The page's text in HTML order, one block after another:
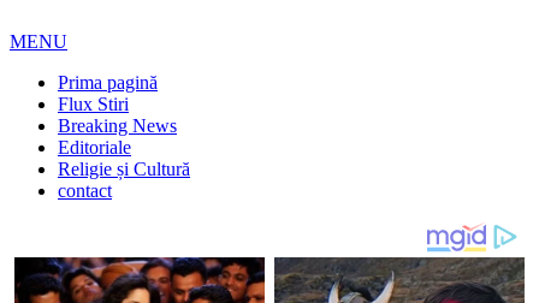
MENU
Prima pagină
Flux Stiri
Breaking News
Editoriale
Religie și Cultură
contact